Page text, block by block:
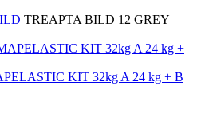
TREAPTA BILD 12 GREY
KIT 32kg A 24 kg + B